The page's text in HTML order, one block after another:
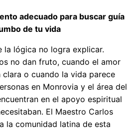
adecuado para buscar guía
de tu vida
la lógica no logra explicar.
no dan fruto, cuando el amor
clara o cuando la vida parece
en Monrovia y el área del
en el apoyo espiritual
El Maestro Carlos
la comunidad latina de esta